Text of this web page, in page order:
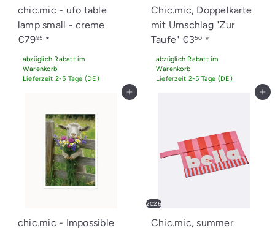
chic.mic - ufo table
lamp small - creme
€7995 *
abzüglich Rabatt im
Warenkorb
Lieferzeit 2-5 Tage (DE)
Chic.mic, Doppelkarte
mit Umschlag "Zur
Taufe" €350 *
abzüglich Rabatt im
Warenkorb
Lieferzeit 2-5 Tage (DE)
In den Einkaufswagen legen
chic.mic - Impossible
In den Einkaufswagen legen
2026
Chic.mic, summer